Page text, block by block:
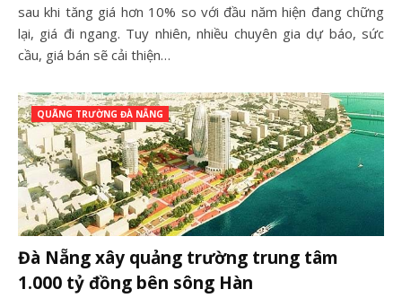
sau khi tăng giá hơn 10% so với đầu năm hiện đang chững
lại, giá đi ngang. Tuy nhiên, nhiều chuyên gia dự báo, sức
cầu, giá bán sẽ cải thiện…
QUÃNG TRƯỜNG ĐÀ NẴNG
Đà Nẵng xây quảng trường trung tâm
1.000 tỷ đồng bên sông Hàn